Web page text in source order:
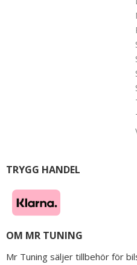
TRYGG HANDEL
OM MR TUNING
Mr Tuning säljer tillbehör för